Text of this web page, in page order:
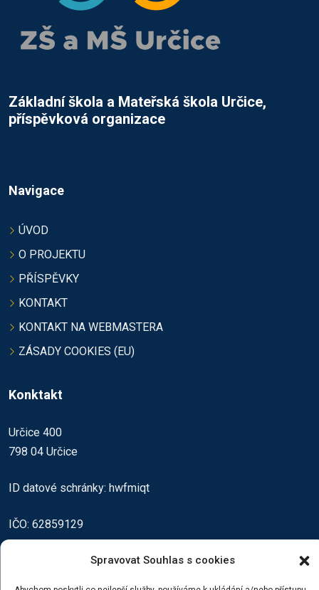
Spravovat Souhlas s cookies
Základní škola a Mateřská škola Určice,
příspěvková organizace
Navigace
ÚVOD
O PROJEKTU
PŘÍSPĚVKY
KONTAKT
KONTAKT NA WEBMASTERA
ZÁSADY COOKIES (EU)
Konktakt
Určice 400
798 04 Určice
ID datové schránky: hwfmiqt
IČO: 62859129
zuzana_jezkova@zsmsurcice.cz